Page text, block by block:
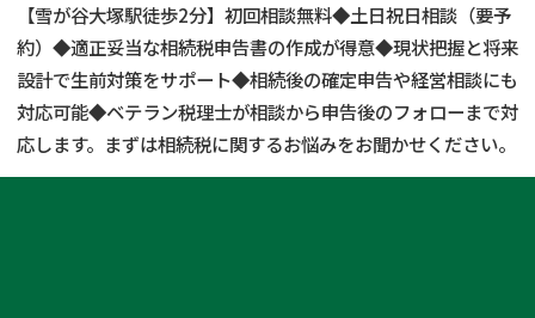
【雪が谷大塚駅徒歩2分】初回相談無料◆土日祝日相談（要予
約）◆適正妥当な相続税申告書の作成が得意◆現状把握と将来
設計で生前対策をサポート◆相続後の確定申告や経営相談にも
対応可能◆ベテラン税理士が相談から申告後のフォローまで対
応します。まずは相続税に関するお悩みをお聞かせください。